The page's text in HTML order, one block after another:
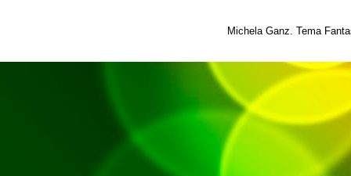
Michela Ganz. Tema